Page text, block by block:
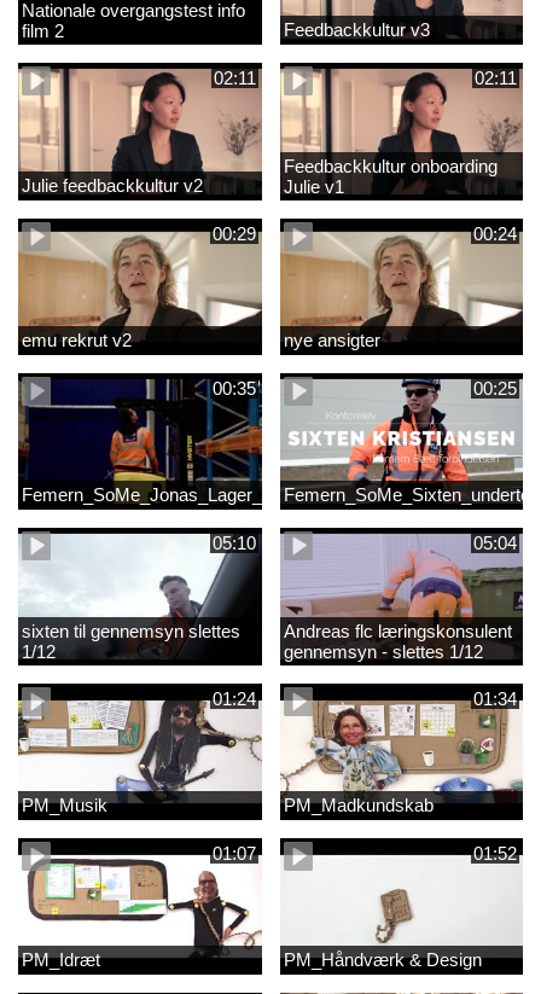
Nationale overgangstest info
film 2
Feedbackkultur v3
02:11
Julie feedbackkultur v2
02:11
Feedbackkultur onboarding
Julie v1
00:29
emu rekrut v2
00:24
nye ansigter
00:35
Femern_SoMe_Jonas_Lager_Undertekst
00:25
05:10
sixten til gennemsyn slettes
1/12
05:04
Andreas flc læringskonsulent
gennemsyn - slettes 1/12
01:24
PM_Musik
01:34
PM_Madkundskab
01:07
PM_Idræt
01:52
PM_Håndværk & Design